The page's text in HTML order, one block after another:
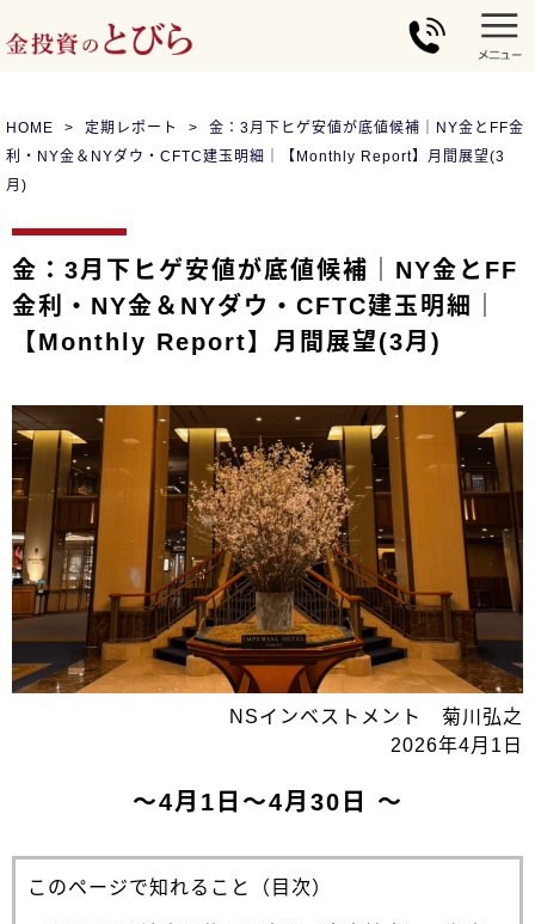
HOME 定期レポート
金：3月下ヒゲ安値が底値候補｜NY金とFF金
利・NY金＆NYダウ・CFTC建玉明細｜【Monthly Report】月間展望(3
月)
金：3月下ヒゲ安値が底値候補｜NY金とFF
金利・NY金＆NYダウ・CFTC建玉明細｜
【Monthly Report】月間展望(3月)
NSインベストメント 菊川弘之
2026年4月1日
～4月1日～4月30日 ～
このページで知れること（目次）